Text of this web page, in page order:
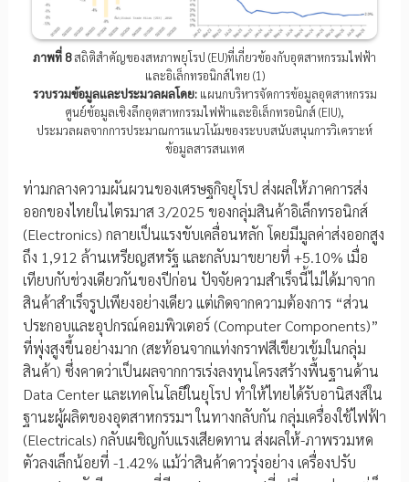
ภาพที่ 8สถิติสำคัญของสหภาพยุโรป (EU)ที่เกี่ยวข้องกับอุตสาหกรรมไฟฟ้า
และอิเล็กทรอนิกส์ไทย (1)
รวบรวมข้อมูลและประมวลผลโดย:แผนกบริหารจัดการข้อมูลอุตสาหกรรม
ศูนย์ข้อมูลเชิงลึกอุตสาหกรรมไฟฟ้าและอิเล็กทรอนิกส์ (EIU),
ประมวลผลจากการประมาณการแนวโน้มของระบบสนับสนุนการวิเคราะห์
ข้อมูลสารสนเทศ
ท่ามกลางความผันผวนของเศรษฐกิจยุโรป ส่งผลให้ภาคการส่ง
ออกของไทยในไตรมาส 3/2025 ของกลุ่มสินค้าอิเล็กทรอนิกส์
(Electronics) กลายเป็นแรงขับเคลื่อนหลัก โดยมีมูลค่าส่งออกสูง
ถึง 1,912 ล้านเหรียญสหรัฐ และกลับมาขยายที่ +5.10% เมื่อ
เทียบกับช่วงเดียวกันของปีก่อน ปัจจัยความสำเร็จนี้ไม่ได้มาจาก
สินค้าสำเร็จรูปเพียงอย่างเดียว แต่เกิดจากความต้องการ “ส่วน
ประกอบและอุปกรณ์คอมพิวเตอร์ (Computer Components)”
ที่พุ่งสูงขึ้นอย่างมาก (สะท้อนจากแท่งกราฟสีเขียวเข้มในกลุ่ม
สินค้า) ซึ่งคาดว่าเป็นผลจากการเร่งลงทุนโครงสร้างพื้นฐานด้าน
Data Center และเทคโนโลยีในยุโรป ทำให้ไทยได้รับอานิสงส์ใน
ฐานะผู้ผลิตของอุตสาหกรรมฯ ในทางกลับกัน กลุ่มเครื่องใช้ไฟฟ้า
(Electricals) กลับเผชิญกับแรงเสียดทาน ส่งผลให้-ภาพรวมหด
ตัวลงเล็กน้อยที่ -1.42% แม้ว่าสินค้าดาวรุ่งอย่าง เครื่องปรับ